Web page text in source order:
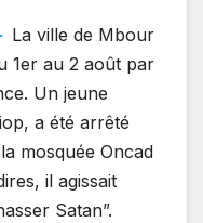
La ville de Mbour
1er au 2 août par
Un jeune
a été arrêté
mosquée Oncad
il agissait
Satan”.